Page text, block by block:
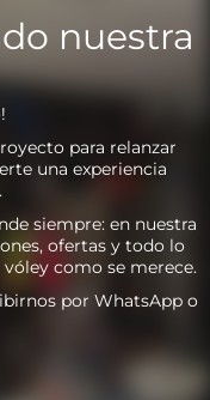
nuestra
para relanzar
una experiencia
siempre: en nuestra
ofertas y todo lo
como se merece.
por WhatsApp o